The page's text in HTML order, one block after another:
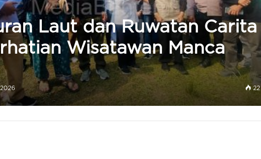
Laut dan Ruwatan Carita
Wisatawan Manca
22